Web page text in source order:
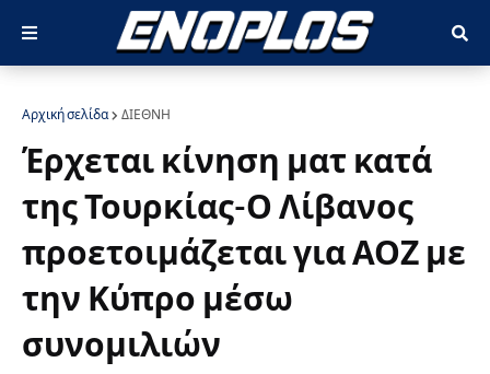
Αρχική σελίδα ΔΙΕΘΝΗ
Έρχεται κίνηση ματ κατά
της Τουρκίας-Ο Λίβανος
προετοιμάζεται για ΑΟΖ με
την Κύπρο μέσω
συνομιλιών